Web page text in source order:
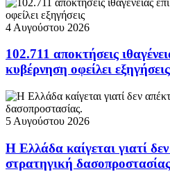
4 Αυγούστου 2026
102.711 αποκτήσεις
κυβέρνηση οφείλει εξηγήσεις
5 Αυγούστου 2026
Η Ελλάδα καίγεται γιατί
στρατηγική